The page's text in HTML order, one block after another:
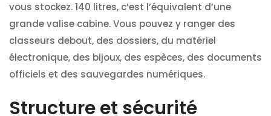
vous stockez. 140 litres, c’est l’équivalent d’une
grande valise cabine. Vous pouvez y ranger des
classeurs debout, des dossiers, du matériel
électronique, des bijoux, des espèces, des documents
officiels et des sauvegardes numériques.
Structure et sécurité